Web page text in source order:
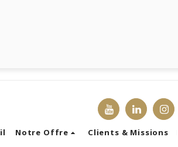
Notre Offre Clients & Missions